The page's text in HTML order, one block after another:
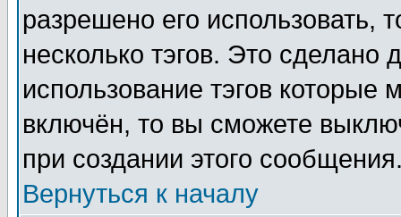
разрешено его использовать,
несколько тэгов. Это сделано
использование тэгов
включён, то вы сможете
при создании этого
Вернуться к началу